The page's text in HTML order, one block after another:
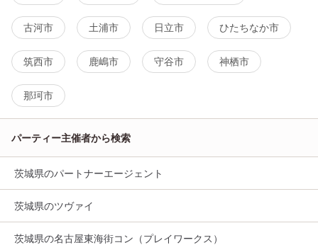
古河市 土浦市 日立市 ひたちなか市
筑西市 鹿嶋市 守谷市 神栖市
那珂市
パーティー主催者から検索
茨城県のパートナーエージェント
茨城県のツヴァイ
茨城県の名古屋東海街コン（プレイワークス）